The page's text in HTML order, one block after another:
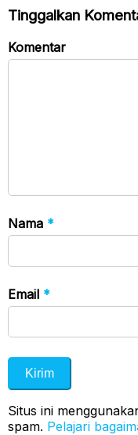
Tinggalkan
Komentar
Nama *
Email *
Situs ini
spam. Pelajari